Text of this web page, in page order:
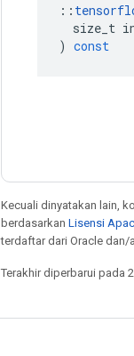
::
size_t
) const
Kecuali dinyatakan lain,
berdasarkan Lisensi
terdaftar dari Oracle dan/
Terakhir diperbarui pada